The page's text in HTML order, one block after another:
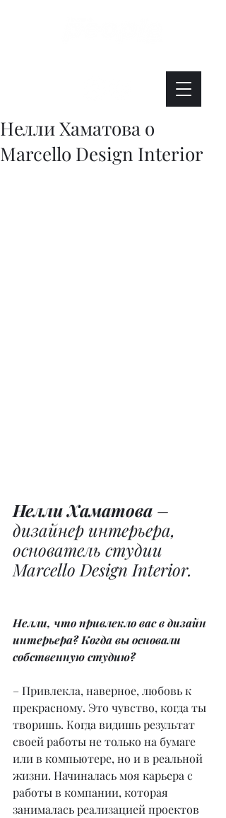
Нелли Хаматова о
Marcello Design Interior
Нелли Хаматова –
дизайнер интерьера,
основатель студии
Marcello Design Interior.
Нелли, что привлекло вас в дизайн
интерьера? Когда вы основали
собственную студию?
– Привлекла, наверное, любовь к
прекрасному. Это чувство, когда ты
творишь. Когда видишь результат
своей работы не только на бумаге
или в компьютере, но и в реальной
жизни. Начиналась моя карьера с
работы в компании, которая
занималась реализацией проектов